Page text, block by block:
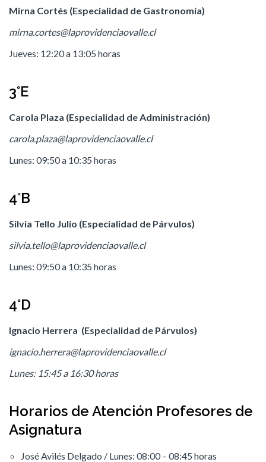
Mirna Cortés (Especialidad de Gastronomía)
mirna.cortes@laprovidenciaovalle.cl
Jueves: 12:20 a 13:05 horas
3°E
Carola Plaza (Especialidad de Administración)
carola.plaza@laprovidenciaovalle.cl
Lunes: 09:50 a 10:35 horas
4°B
Silvia Tello Julio (Especialidad de Párvulos)
silvia.tello@laprovidenciaovalle.cl
Lunes: 09:50 a 10:35 horas
4°D
Ignacio Herrera (Especialidad de Párvulos)
ignacio.herrera@laprovidenciaovalle.cl
Lunes: 15:45 a 16:30 horas
Horarios de Atención Profesores de
Asignatura
José Avilés Delgado / Lunes: 08:00 – 08:45 horas